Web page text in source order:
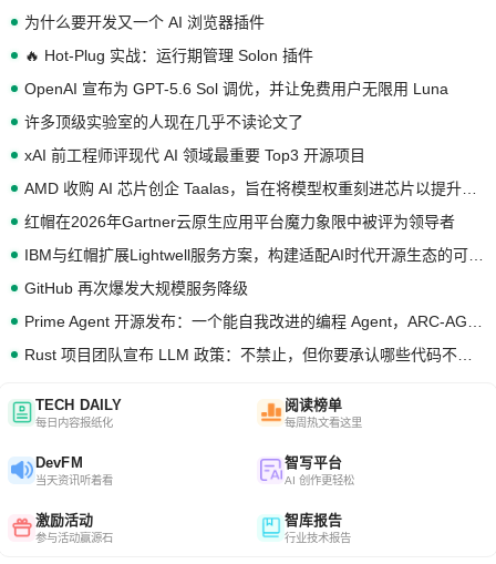
为什么要开发又一个 AI 浏览器插件
🔥 Hot-Plug 实战：运行期管理 Solon 插件
OpenAI 宣布为 GPT-5.6 Sol 调优，并让免费用户无限用 Luna
许多顶级实验室的人现在几乎不读论文了
xAI 前工程师评现代 AI 领域最重要 Top3 开源项目
红帽在2026年Gartner云原生应用平台魔力象限中被评为领导者
GitHub 再次爆发大规模服务降级
TECH DAILY
每日内容报纸化
阅读榜单
每周热文看这里
DevFM
当天资讯听着看
智写平台
AI 创作更轻松
激励活动
参与活动赢源石
智库报告
行业技术报告